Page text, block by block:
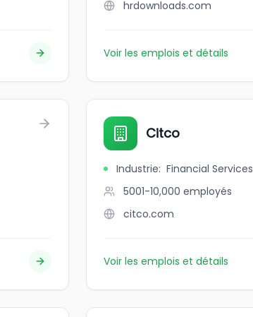
hrdownloads.com
Voir les emplois et détails
Citco
Industrie: Financial Services
5001-10,000 employés
citco.com
Voir les emplois et détails